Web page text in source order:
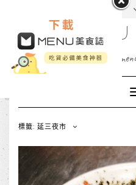
MENU
標籤: 延三夜市